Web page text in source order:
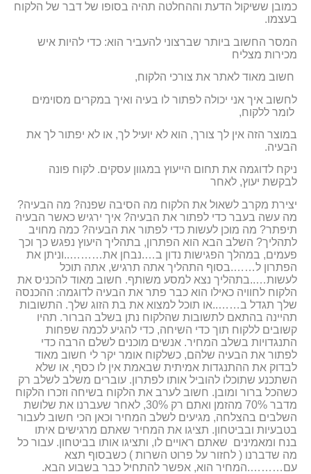
כמובן ששיקול הדעת וההחלטה תהיה בסופו של דבר של הלקוח
בעצמו.
המסר החשוב ביותר שברצוני להעביר הוא: כדי להיות איש
מכירות מצליח
חשוב מאוד לאתר את צורכי הלקוח,
לחשוב איך אני יכולה לפתור לו בעיה ואיך במקרים מסוימים
לומר ללקוח,
במוצר הזה אין לך צורך, הוא לא יועיל לך, או לא יפתור לך את
הבעיה.
ניקח לדוגמה את תחום הייעוץ במגוון עסקים. לקוח פונה
לבקשת יעוץ, לאחר
יצירת מקרב לשאול את הלקוח מה הסיבה שפנה? מה הבעיה?
מה עשה בעבר כדי לפתור את הבעיה? איך ירגיש כאשר הבעיה
תיפתר? מה מוכן לעשות כדי לפתור את הבעיה? כמה מחויב
לתהליך? השלב הבא הוא הפתרון, בתהליך היעוץ נפגש כך וכך
פעמים, במהלך הפגישות נדון ב….נבחן את………..וניתן את
הפתרון ל…….בסוף התהליך אתה תרגיש, אתה תוכל
לעשות…..בתהליך נצא למסע משותף. חשוב מאוד להכניס את
הלקוח לחוויה כאילו הוא כבר פתר את הבעיה לדוגמה: ההכנסה
שלך תגדל ב……..או תוכל למצוא את בת הזוג שלך. התשובות
תהיינה בהתאם לתשובות שהלקוח נתן בשלב הברור. תהיו
קשובים ללקוח תוך כדי השיחה, כדי להגיע לכמה שפחות
התנגדויות בשלב המחיר. אנשים מוכנים לשלם הרבה כדי
לפתור את הבעיה שלהם, כשלקוח אומר יקר לי חשוב מאוד
לבדוק את ההתנגדות אמיתית שבאמת אין לו כסף, או שלא
השתכנע שתוכלו להוביל אותו לפתרון. עוברים משלב לשלב רק
כשהכל ברור ומובן. חשוב לערב את הלקוח בשיחה וזכרו הלקוח
מדבר 70% מהזמן ואתם רק 30%, לאחר שעברנו את שלושת
השלבים בהצלחה, מגיעים לשלב המחיר וכאן הכי חשוב לעבור
בטבעיות ובביטחון. תציגו את המחיר שאתם מרגישים איתו
בנח ומאמינים שאתם ראויים לו, ותציגו אותו בביטחון. עבור כל
מה שדברנו ( לחזור על פרוט השרות ) כשבסוף תצא
עם……….המחיר הוא, אפשר להתחיל כבר בשבוע הבא.